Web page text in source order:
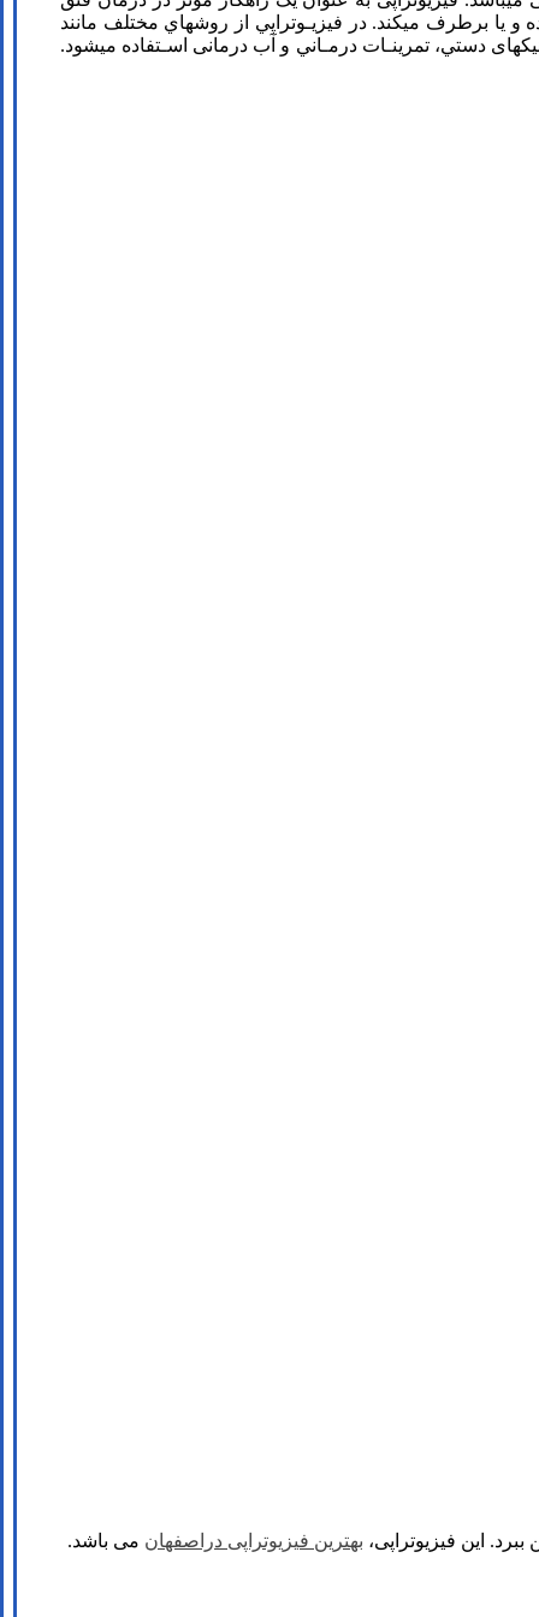
يا برطرف مي­كند. در فيزيـوتراپي از روشهاي مختلف مانند
دستي، تمرينـات درمـاني و آب درمانی اسـتفاده مي­شود.
این فیزیوتراپی، بهترین فیزیوتراپی دراصفهان می باشد.